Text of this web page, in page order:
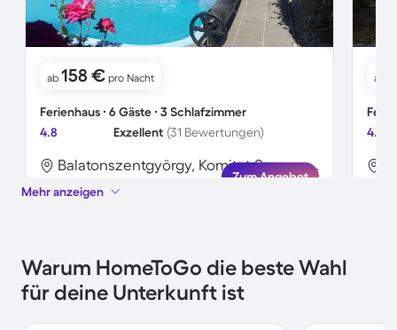
ab 158 € pro Nacht
Ferienhaus ∙ 6 Gäste ∙ 3 Schlafzimmer
4.8
Exzellent (31 Bewertungen)
Balatonszentgyörgy, Komitat Somogy, Ungarn
Zum Angebot
ab
4.6
Mehr anzeigen
Warum HomeToGo die beste Wahl
für deine Unterkunft ist